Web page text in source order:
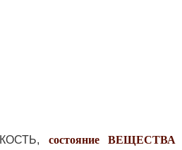
состояние ВЕЩЕСТВА